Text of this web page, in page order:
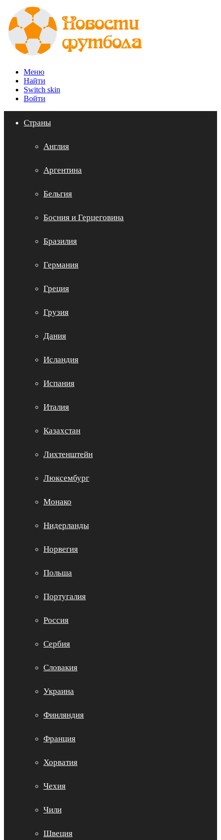
Меню
Найти
Switch skin
Войти
Страны
Англия
Аргентина
Бельгия
Босния и Герцеговина
Бразилия
Германия
Греция
Грузия
Дания
Исландия
Испания
Италия
Казахстан
Лихтенштейн
Люксембург
Монако
Нидерланды
Норвегия
Польша
Португалия
Россия
Сербия
Словакия
Украина
Финляндия
Франция
Хорватия
Чехия
Чили
Швеция